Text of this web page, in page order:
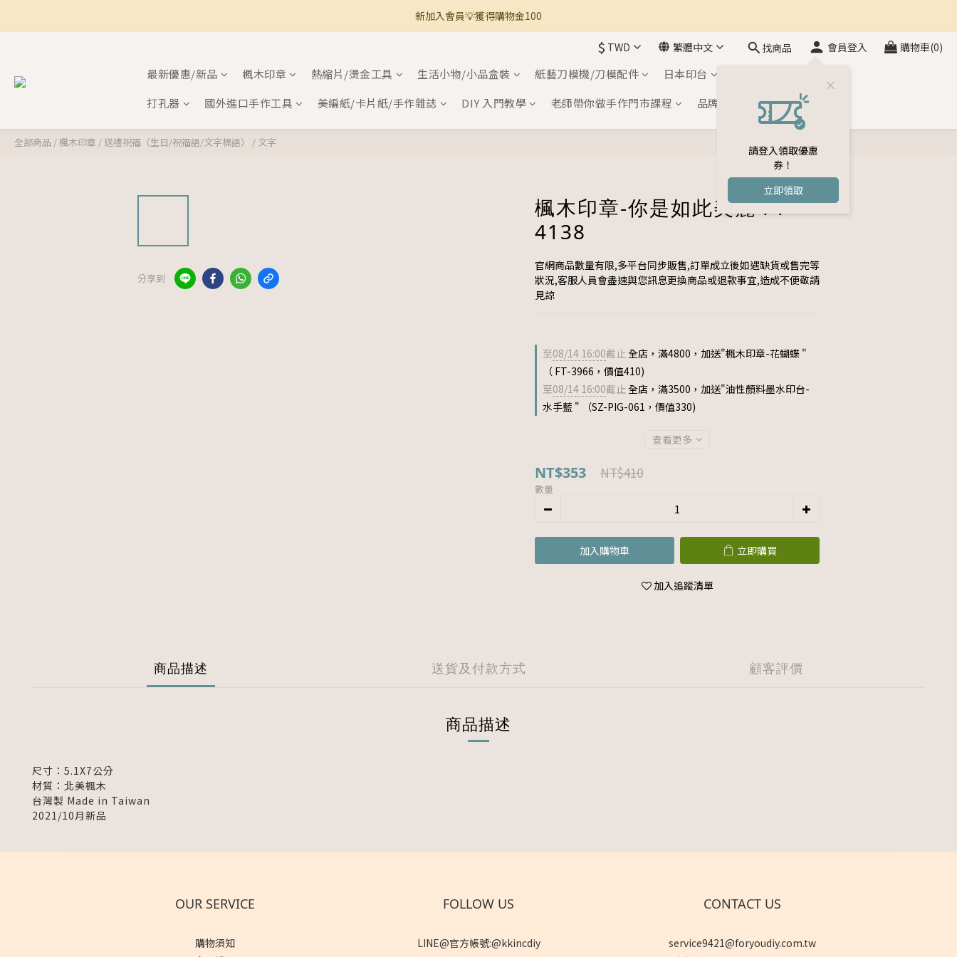
🚚 全館滿800免運 🚚
新加入會員💡獲得購物金100
$ TWD 繁體中文 找商品 會員登入
請登入領取優惠
券！
立即領取
購物車(0)
最新優惠/新品 楓木印章 熱縮片/燙金工具 生活小物/小品盒裝 紙藝刀模機/刀模配件 日本印台
打孔器
國外進口手作工具 美編紙/卡片紙/手作雜誌 DIY 入門教學 老師帶你做手作門市課程 品牌介紹 會員專區
全部商品 /楓木印章 / 送禮祝福（生日/祝福語/文字標語） / 文字
分享到
楓木印章-你是如此美麗 FT-
4138
官網商品數量有限,多平台同步販售,訂單成立後如遇缺貨或售完等
狀況,客服人員會盡速與您訊息更換商品或退款事宜,造成不便敬請
見諒
至08/14 16:00截止全店，滿4800，加送"楓木印章-花蝴蝶 "
（ FT-3966，價值410)
至08/14 16:00截止全店，滿3500，加送"油性顏料墨水印台-
水手藍 " （SZ-PIG-061，價值330)
查看更多
NT$353 NT$410
數量
加入購物車 立即購買
加入追蹤清單
商品描述 送貨及付款方式 顧客評價
商品描述
尺寸：5.1X7公分
材質：北美楓木
台灣製 Made in Taiwan
2021/10月新品
OUR SERVICE
購物須知
FOLLOW US
LINE@官方帳號:@kkincdiy
CONTACT US
service9421@foryoudiy.com.tw